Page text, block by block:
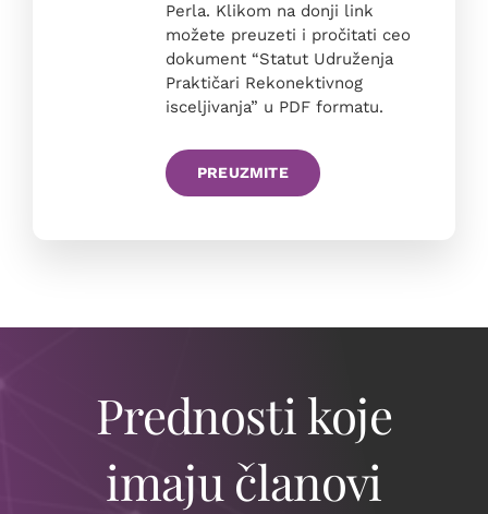
Perla. Klikom na donji link
možete preuzeti i pročitati ceo
dokument “Statut Udruženja
Praktičari Rekonektivnog
isceljivanja” u PDF formatu.
PREUZMITE
Prednosti koje
imaju članovi